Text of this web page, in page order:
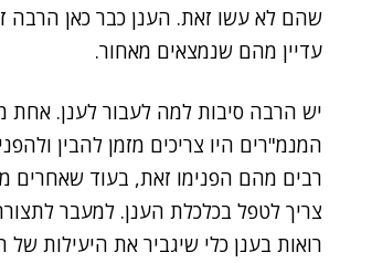
שהם לא עשו זאת. הענן כבר כאן הרבה
עדיין מהם שנמצאים מאחור.
יש הרבה סיבות למה לעבור לענן. אחת
המנמ"רים היו צריכים מזמן להבין
רבים מהם הפנימו זאת, בעוד שאחרים
צריך לטפל בכלכלת הענן. למעבר
רואות בענן כלי שיגביר את היעילות של